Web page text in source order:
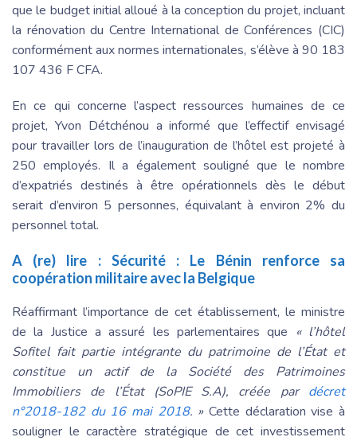
que le budget initial alloué à la conception du projet, incluant
la rénovation du Centre International de Conférences (CIC)
conformément aux normes internationales, s’élève à 90 183
107 436 F CFA.
En ce qui concerne l’aspect ressources humaines de ce
projet, Yvon Détchénou a informé que l’effectif envisagé
pour travailler lors de l’inauguration de l’hôtel est projeté à
250 employés. Il a également souligné que le nombre
d’expatriés destinés à être opérationnels dès le début
serait d’environ 5 personnes, équivalant à environ 2% du
personnel total.
A (re) lire : Sécurité : Le Bénin renforce sa
coopération militaire avec la Belgique
Réaffirmant l’importance de cet établissement, le ministre
de la Justice a assuré les parlementaires que « l’hôtel
Sofitel fait partie intégrante du patrimoine de l’État et
constitue un actif de la Société des Patrimoines
Immobiliers de l’État (SoPIE S.A), créée par décret
n°2018-182 du 16 mai 2018. »Cette déclaration vise à
souligner le caractère stratégique de cet investissement